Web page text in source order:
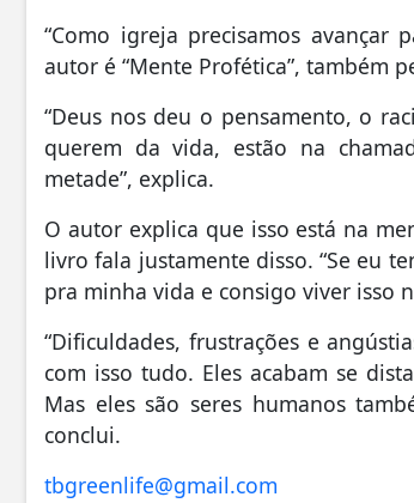
“Como igreja precisamos avançar
autor é “Mente Profética”, também
“Deus nos deu o pensamento, o
querem da vida, estão na
metade”, explica.
O autor explica que isso está na
livro fala justamente disso. “Se eu
pra minha vida e consigo viver isso
“Dificuldades, frustrações e
com isso tudo. Eles acabam se
Mas eles são seres humanos
conclui.
tbgreenlife@gmail.com